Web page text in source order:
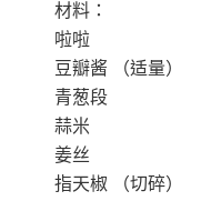
材料：
啦啦
豆瓣酱 （适量）
青葱段
蒜米
姜丝
指天椒 （切碎）